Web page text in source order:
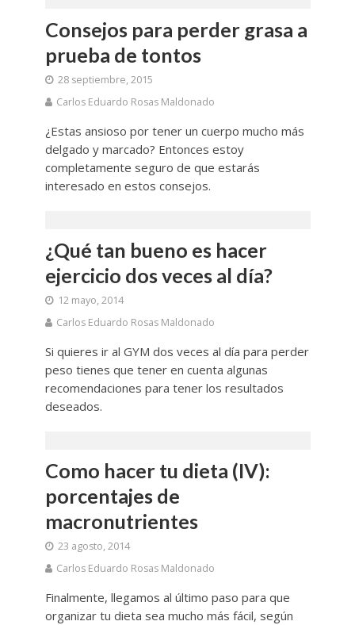
Consejos para perder grasa a
prueba de tontos
28 septiembre, 2015
Carlos Eduardo Rosas Maldonado
¿Estas ansioso por tener un cuerpo mucho más
delgado y marcado? Entonces estoy
completamente seguro de que estarás
interesado en estos consejos.
¿Qué tan bueno es hacer
ejercicio dos veces al día?
12 mayo, 2014
Carlos Eduardo Rosas Maldonado
Si quieres ir al GYM dos veces al día para perder
peso tienes que tener en cuenta algunas
recomendaciones para tener los resultados
deseados.
Como hacer tu dieta (IV):
porcentajes de
macronutrientes
23 agosto, 2014
Carlos Eduardo Rosas Maldonado
Finalmente, llegamos al último paso para que
organizar tu dieta sea mucho más fácil, según